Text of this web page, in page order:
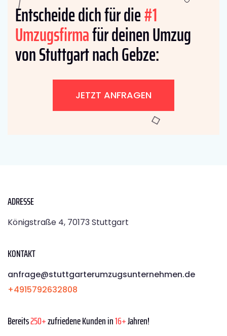
Entscheide dich für die#1
Umzugsfirmafür deinen Umzug
von Stuttgart nach Gebze:
JETZT ANFRAGEN
ADRESSE
Königstraße 4, 70173 Stuttgart
KONTAKT
anfrage@stuttgarterumzugsunternehmen.de
+4915792632808
Bereits250+zufriedene Kunden in16+Jahren!